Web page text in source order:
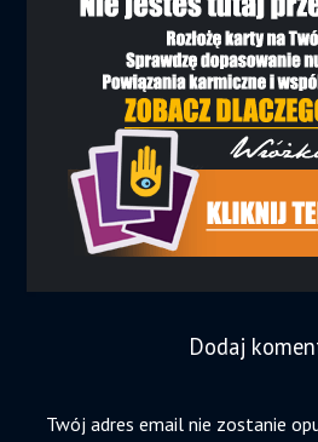
Dodaj
Twój adres email nie zostanie